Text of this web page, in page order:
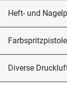
Heft- und
Diverse